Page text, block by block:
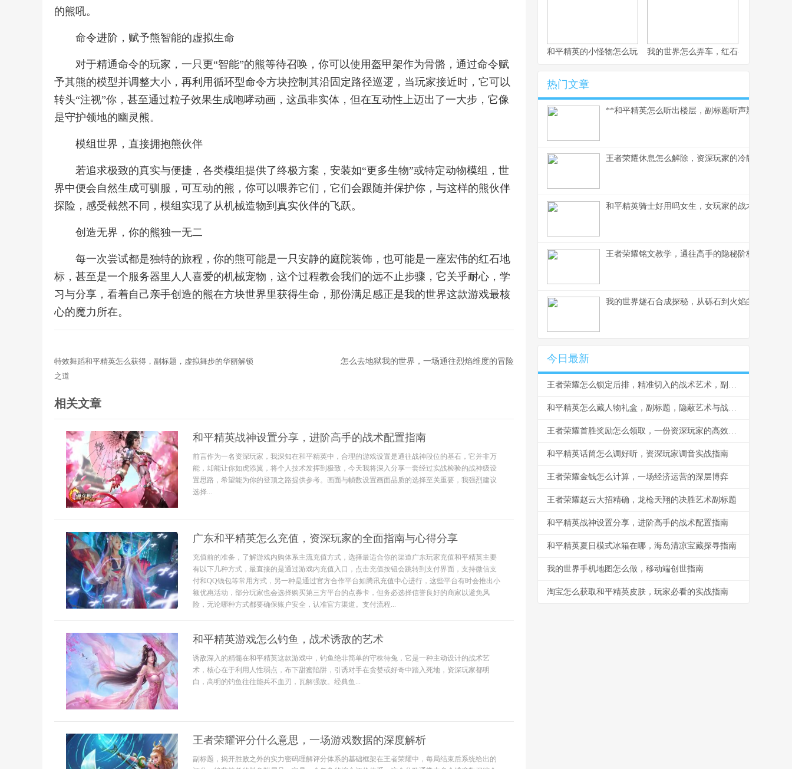
的熊吼。
命令进阶，赋予熊智能的虚拟生命
对于精通命令的玩家，一只更“智能”的熊等待召唤，你可以使用盔甲架作为骨骼，通过命令赋
予其熊的模型并调整大小，再利用循环型命令方块控制其沿固定路径巡逻，当玩家接近时，它可以
转头“注视”你，甚至通过粒子效果生成咆哮动画，这虽非实体，但在互动性上迈出了一大步，它像
是守护领地的幽灵熊。
模组世界，直接拥抱熊伙伴
若追求极致的真实与便捷，各类模组提供了终极方案，安装如“更多生物”或特定动物模组，世
界中便会自然生成可驯服，可互动的熊，你可以喂养它们，它们会跟随并保护你，与这样的熊伙伴
探险，感受截然不同，模组实现了从机械造物到真实伙伴的飞跃。
创造无界，你的熊独一无二
每一次尝试都是独特的旅程，你的熊可能是一只安静的庭院装饰，也可能是一座宏伟的红石地
标，甚至是一个服务器里人人喜爱的机械宠物，这个过程教会我们的远不止步骤，它关乎耐心，学
习与分享，看着自己亲手创造的熊在方块世界里获得生命，那份满足感正是我的世界这款游戏最核
心的魔力所在。
特效舞蹈和平精英怎么获得，副标题，虚拟舞步的华丽解锁
之道
怎么去地狱我的世界，一场通往烈焰维度的冒险
相关文章
和平精英战神设置分享，进阶高手的战术配置指南
前言作为一名资深玩家，我深知在和平精英中，合理的游戏设置是通往战神段位的基石，它并非万
能，却能让你如虎添翼，将个人技术发挥到极致，今天我将深入分享一套经过实战检验的战神级设
置思路，希望能为你的登顶之路提供参考。画面与帧数设置画面品质的选择至关重要，我强烈建议
选择...
广东和平精英怎么充值，资深玩家的全面指南与心得分享
充值前的准备，了解游戏内购体系主流充值方式，选择最适合你的渠道广东玩家充值和平精英主要
有以下几种方式，最直接的是通过游戏内充值入口，点击充值按钮会跳转到支付界面，支持微信支
付和QQ钱包等常用方式，另一种是通过官方合作平台如腾讯充值中心进行，这些平台有时会推出小
额优惠活动，部分玩家也会选择购买第三方平台的点券卡，但务必选择信誉良好的商家以避免风
险，无论哪种方式都要确保账户安全，认准官方渠道。支付流程...
和平精英游戏怎么钓鱼，战术诱敌的艺术
诱敌深入的精髓在和平精英这款游戏中，钓鱼绝非简单的守株待兔，它是一种主动设计的战术艺
术，核心在于利用人性弱点，布下甜蜜陷阱，引诱对手在贪婪或好奇中踏入死地，资深玩家都明
白，高明的钓鱼往往能兵不血刃，瓦解强敌。经典鱼...
王者荣耀评分什么意思，一场游戏数据的深度解析
副标题，揭开胜败之外的实力密码理解评分体系的基础框架在王者荣耀中，每局结束后系统给出的
和平精英的小怪物怎么玩，战术细节与实战心得我的世界怎么弄车，红石与创造的交响
热门文章
**和平精英怎么听出楼层，副标题听声辨位决胜攻
王者荣耀休息怎么解除，资深玩家的冷静思考与
和平精英骑士好用吗女生，女玩家的战术美学与实
王者荣耀铭文教学，通往高手的隐秘阶梯副标题，
我的世界燧石合成探秘，从砾石到火焰的生存艺术
今日最新
王者荣耀怎么锁定后排，精准切入的战术艺术，副标题，脆皮噩梦与团战胜负手
和平精英怎么藏人物礼盒，副标题，隐蔽艺术与战术博弈
王者荣耀首胜奖励怎么领取，一份资深玩家的高效指南，副标题，揭秘每日第一胜的隐藏技巧与深远意义
和平精英话筒怎么调好听，资深玩家调音实战指南
王者荣耀金钱怎么计算，一场经济运营的深层博弈
王者荣耀赵云大招精确，龙枪天翔的决胜艺术副标题
和平精英战神设置分享，进阶高手的战术配置指南
和平精英夏日模式冰箱在哪，海岛清凉宝藏探寻指南
我的世界手机地图怎么做，移动端创世指南
淘宝怎么获取和平精英皮肤，玩家必看的实战指南